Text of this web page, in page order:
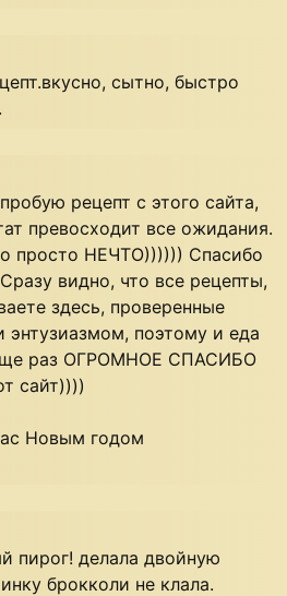
сытно, быстро
рецепт с этого сайта,
превосходит все ожидания.
просто НЕЧТО)))))) Спасибо
видно, что все рецепты,
здесь, проверенные
поэтому и еда
раз ОГРОМНОЕ СПАСИБО
сайт))))
Новым годом
пирог! делала двойную
брокколи не клала.